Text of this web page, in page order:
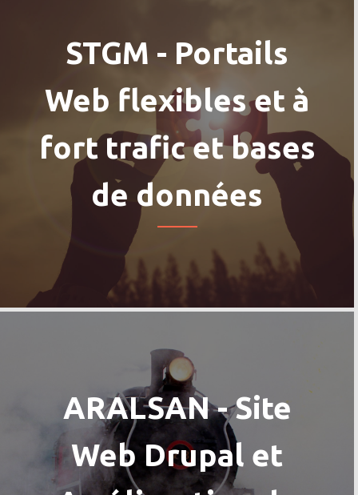
STGM - Portails
Web flexibles et à
fort trafic et bases
de données
ARALSAN - Site
Web Drupal et